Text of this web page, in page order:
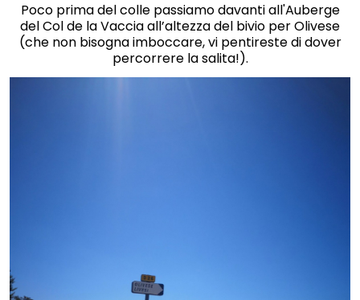
Poco prima del colle passiamo davanti all'Auberge
del Col de la Vaccia all’altezza del bivio per Olivese
(che non bisogna imboccare, vi pentireste di dover
percorrere la salita!).